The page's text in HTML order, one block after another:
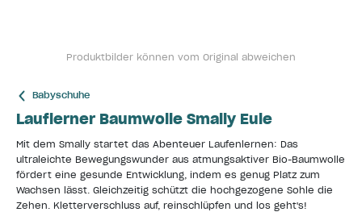
Produktbilder können vom Original abweichen
Babyschuhe
Lauflerner Baumwolle Smally Eule
Mit dem Smally startet das Abenteuer Laufenlernen: Das
ultraleichte Bewegungswunder aus atmungsaktiver Bio-Baumwolle
fördert eine gesunde Entwicklung, indem es genug Platz zum
Wachsen lässt. Gleichzeitig schützt die hochgezogene Sohle die
Zehen. Kletterverschluss auf, reinschlüpfen und los geht's!